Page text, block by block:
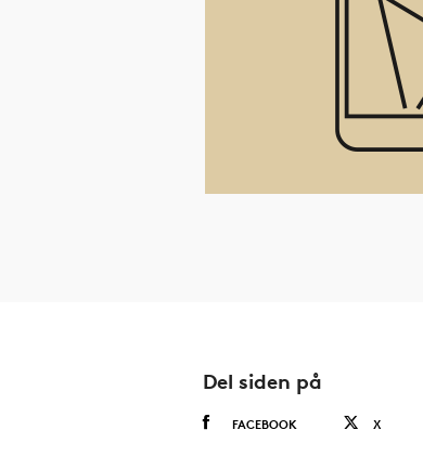
Del siden på
FACEBOOK X